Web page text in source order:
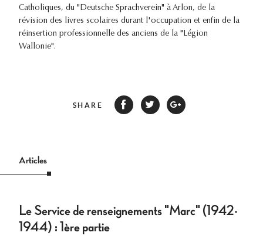
Catholiques, du "Deutsche Sprachverein" à Arlon, de la
révision des livres scolaires durant l'occupation et enfin de la
réinsertion professionnelle des anciens de la "Légion
Wallonie".
SHARE
Articles
Le Service de renseignements "Marc" (1942-
1944) : 1ère partie